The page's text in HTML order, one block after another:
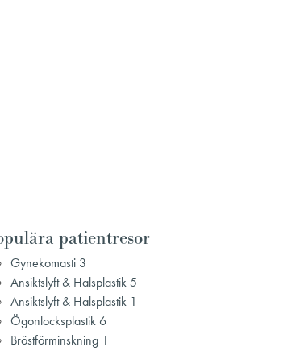
patientresor
Gynekomasti 3
Ansiktslyft & Halsplastik 5
Ansiktslyft & Halsplastik 1
Ögonlocksplastik 6
Bröstförminskning 1